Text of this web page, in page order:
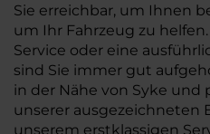
Sie erreichbar, um Ihnen
um Ihr Fahrzeug zu
Service oder eine
sind Sie immer gut
in der Nähe von Syke und
unserer ausgezeichneten
unserem erstklassigen